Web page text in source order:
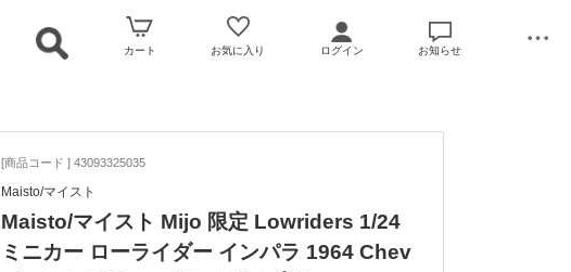
カート お気に入り ログイン お知らせ
[商品コード ] 43093325035
Maisto/マイスト
Maisto/マイスト Mijo 限定 Lowriders 1/24
ミニカー ローライダー インパラ 1964 Chev